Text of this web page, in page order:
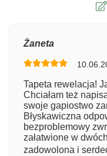
Numer
Imię
Żaneta
Tapeta rewelacja!
Chciałam też
swoje gapiostwo
Błyskawiczna
bezproblemowy
załatwione w
zadowolona i